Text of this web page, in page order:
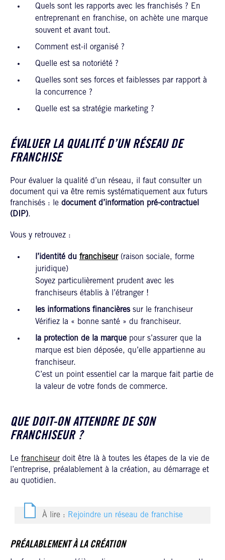
Quels sont les rapports avec les franchisés ? En
entreprenant en franchise, on achète une marque
souvent et avant tout.
Comment est-il organisé ?
Quelle est sa notoriété ?
Quelles sont ses forces et faiblesses par rapport à
la concurrence ?
Quelle est sa stratégie marketing ?
ÉVALUER LA QUALITÉ D’UN RÉSEAU DE
FRANCHISE
Pour évaluer la qualité d’un réseau, il faut consulter un
document qui va être remis systématiquement aux futurs
franchisés : le document d’information pré-contractuel
(DIP).
Vous y retrouvez :
l’identité du franchiseur(raison sociale, forme
juridique)
Soyez particulièrement prudent avec les
franchiseurs établis à l’étranger !
les informations financièressur le franchiseur
Vérifiez la « bonne santé » du franchiseur.
la protection de la marque pour s’assurer que la
marque est bien déposée, qu’elle appartienne au
franchiseur.
C’est un point essentiel car la marque fait partie de
la valeur de votre fonds de commerce.
QUE DOIT-ON ATTENDRE DE SON
FRANCHISEUR ?
Le franchiseur doit être là à toutes les étapes de la vie de
l’entreprise, préalablement à la création, au démarrage et
au quotidien.
À lire : Rejoindre un réseau de franchise
PRÉALABLEMENT À LA CRÉATION